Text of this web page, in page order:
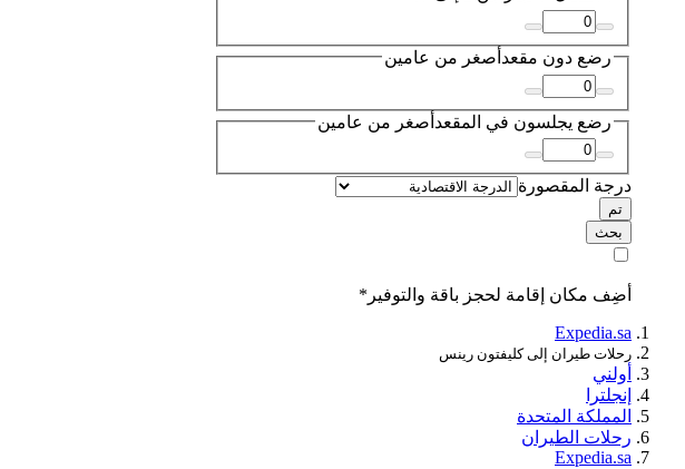
رضع دون مقعد أصغر من عامين
رضع يجلسون في المقعد أصغر من عامين
درجة المقصورة
تم
بحث
أضِف مكان إقامة لحجز باقة والتوفير*
Expedia.sa
رحلات طيران إلى كليفتون رينس
أولني
إنجلترا
المملكة المتحدة
رحلات الطيران
Expedia.sa